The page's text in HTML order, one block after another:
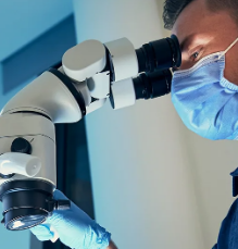
EQUIPO
DIENTES FIJOS EN UN DÍA
ESPECIALIDADES
MAXILOFACIAL